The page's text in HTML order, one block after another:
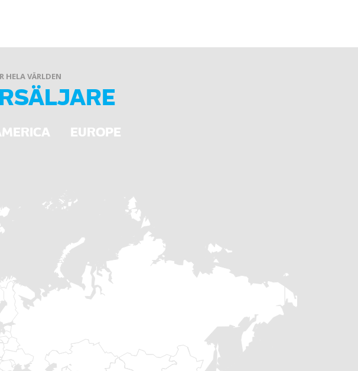
eller konisk utmatningstratt för förbättrad produktflöde
tippningshöjd
max. tippningsvinklar: 100, 110 och 120 grader
(400 V) istället för batteridrift för stationär användning
HELA VÄRLDEN
EUROPE